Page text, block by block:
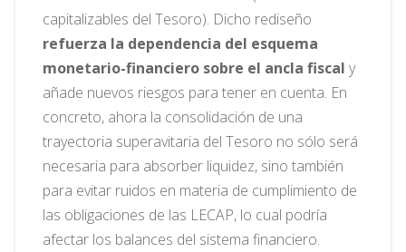
capitalizables del Tesoro). Dicho rediseño
refuerza la dependencia del esquema
monetario-financiero sobre el ancla fiscal y
añade nuevos riesgos para tener en cuenta. En
concreto, ahora la consolidación de una
trayectoria superavitaria del Tesoro no sólo será
necesaria para absorber liquidez, sino también
para evitar ruidos en materia de cumplimiento de
las obligaciones de las LECAP, lo cual podría
afectar los balances del sistema financiero.